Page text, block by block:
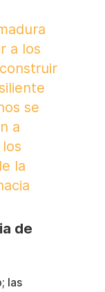
a los
se
a
la
de
las